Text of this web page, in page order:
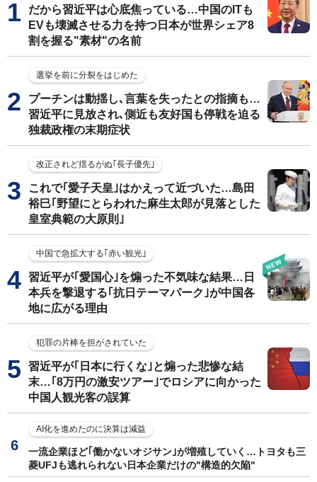
だから習近平は心底焦っている…中国のITも
EVも壊滅させる力を持つ日本が世界シェア8
割を握る"素材"の名前
選挙を前に分裂をはじめた
プーチンは動揺し､言葉を失ったとの指摘も…
習近平に見放され､側近も友好国も停戦を迫る
独裁政権の末期症状
改正されど揺るがぬ｢長子優先｣
これで｢愛子天皇｣はかえって近づいた…島田
裕巳｢野望にとらわれた麻生太郎が見落とした
皇室典範の大原則｣
中国で急拡大する｢赤い観光｣
習近平が｢愛国心｣を煽った不気味な結果…日
本兵を撃退する｢抗日テーマパーク｣が中国各
地に広がる理由
犯罪の片棒を担がされていた
習近平が｢日本に行くな｣と煽った悲惨な結
末…｢8万円の激安ツアー｣でロシアに向かった
中国人観光客の誤算
AI化を進めたのに決算は減益
一流企業ほど｢働かないオジサン｣が増殖していく…トヨタも三
菱UFJも逃れられない日本企業だけの"構造的欠陥"